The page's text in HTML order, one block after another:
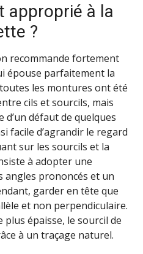
approprié à la
?
recommande fortement
épouse parfaitement la
les montures ont été
cils et sourcils, mais
défaut de quelques
facile d’agrandir le regard
sur les sourcils et la
à adopter une
angles prononcés et un
garder en tête que
et non perpendiculaire.
plus épaisse, le sourcil de
à un traçage naturel.